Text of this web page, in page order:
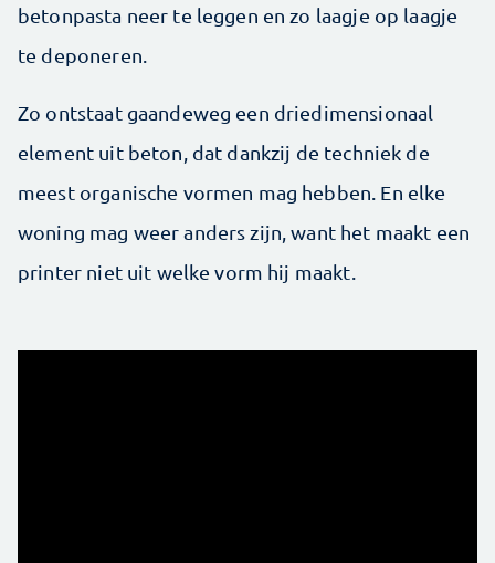
betonpasta neer te leggen en zo laagje op laagje
te deponeren.
Zo ontstaat gaandeweg een driedimensionaal
element uit beton, dat dankzij de techniek de
meest organische vormen mag hebben. En elke
woning mag weer anders zijn, want het maakt een
printer niet uit welke vorm hij maakt.